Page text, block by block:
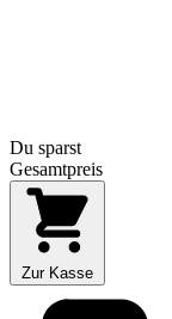
Du sparst
Gesamtpreis
Zur Kasse